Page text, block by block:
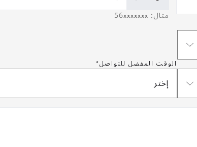
مثال: 56xxxxxxx
الوقت المفضل للتواصل*
إختر